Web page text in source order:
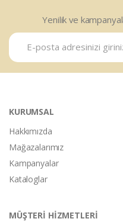
Yenilik ve
KURUMSAL
Hakkımızda
Mağazalarımız
Kampanyalar
Kataloglar
MÜŞTERİ HİZMETLERİ